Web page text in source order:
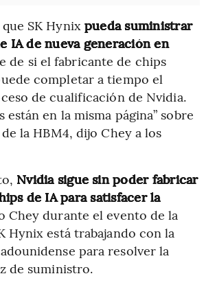
SK Hynix pueda suministrar
IA de nueva generación en
de si el fabricante de chips
completar a tiempo el
de cualificación de Nvidia.
están en la misma página” sobre
la HBM4, dijo Chey a los
Nvidia sigue sin poder fabricar
de IA para satisfacer la
Chey durante el evento de la
Hynix está trabajando con la
para resolver la
de suministro.